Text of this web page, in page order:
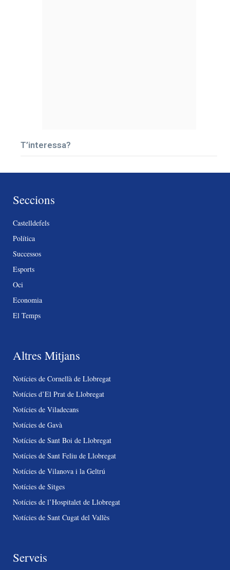
T’interessa?
Seccions
Castelldefels
Política
Successos
Esports
Oci
Economia
El Temps
Altres Mitjans
Notícies de Cornellà de Llobregat
Notícies d’El Prat de Llobregat
Notícies de Viladecans
Notícies de Gavà
Notícies de Sant Boi de Llobregat
Notícies de Sant Feliu de Llobregat
Notícies de Vilanova i la Geltrú
Notícies de Sitges
Notícies de l’Hospitalet de Llobregat
Notícies de Sant Cugat del Vallès
Serveis